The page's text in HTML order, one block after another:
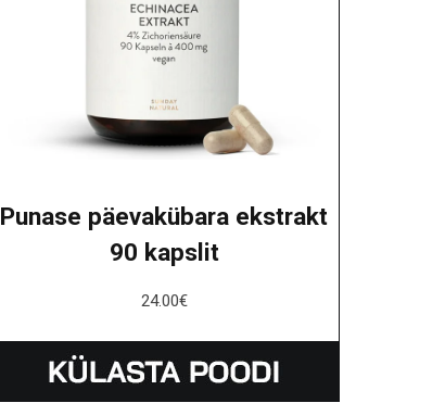
Punase päevakübara ekstrakt
90 kapslit
24.00€